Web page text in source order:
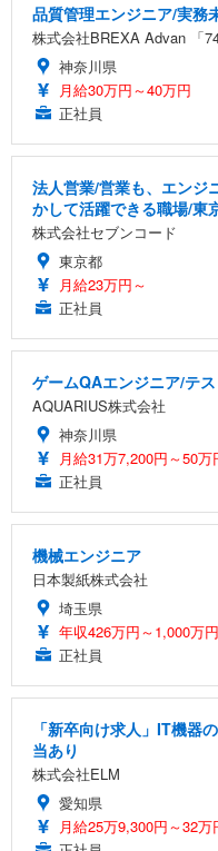
品質管理エンジニア/実務
株式会社BREXA Advan 「
神奈川県
月給30万円～40万円
正社員
法人営業/営業も、エンジ
かして活躍できる職場/東
株式会社セブンコード
東京都
月給23万円～
正社員
ゲームQAエンジニア/テ
AQUARIUS株式会社
神奈川県
月給31万7,200円～50万
正社員
機械エンジニア
日本製紙株式会社
埼玉県
年収426万円～1,000万円
正社員
「新卒向け求人」IT機器
当あり
株式会社ELM
愛知県
月給25万9,300円～32万